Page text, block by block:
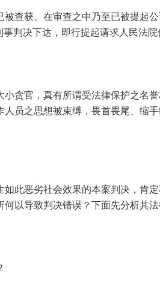
查获、在审查之中乃至已被提起
判决下达，即行提起请求人民法
贪官，真有所谓受法律保护之名
员之思想被束缚，畏首畏尾、缩
此恶劣社会效果的本案判决，肯定
以导致判决错误？下面先分析其法